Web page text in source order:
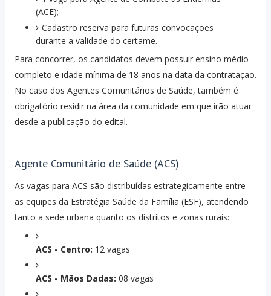
(ACE);
Cadastro reserva para futuras convocações
durante a validade do certame.
Para concorrer, os candidatos devem possuir ensino médio
completo e idade mínima de 18 anos na data da contratação.
No caso dos Agentes Comunitários de Saúde, também é
obrigatório residir na área da comunidade em que irão atuar
desde a publicação do edital.
Agente Comunitário de Saúde (ACS)
As vagas para ACS são distribuídas estrategicamente entre
as equipes da Estratégia Saúde da Família (ESF), atendendo
tanto a sede urbana quanto os distritos e zonas rurais:
ACS - Centro: 12 vagas
ACS - Mãos Dadas: 08 vagas